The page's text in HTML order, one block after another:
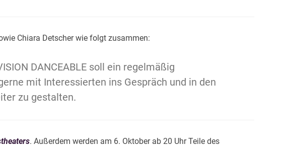
Chiara Detscher wie folgt zusammen:
DANCEABLE soll ein regelmäßig
mit Interessierten ins Gespräch und in den
zu gestalten.
. Außerdem werden am 6. Oktober ab 20 Uhr Teile des